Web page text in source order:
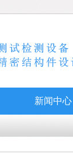
新闻中心